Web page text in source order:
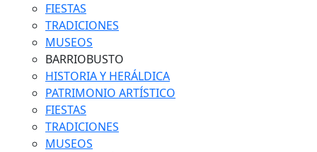
FIESTAS
TRADICIONES
MUSEOS
BARRIOBUSTO
HISTORIA Y HERÁLDICA
PATRIMONIO ARTÍSTICO
FIESTAS
TRADICIONES
MUSEOS